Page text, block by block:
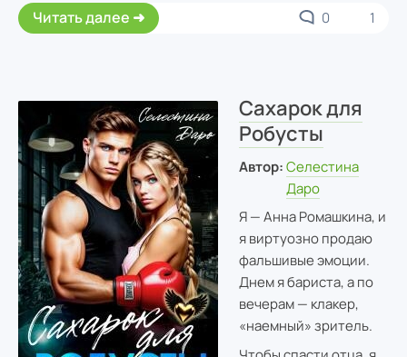
Читать далее 0 1
Сахарок для
Робусты
Автор: Селестина
Даро
Я — Анна Ромашкина, и
я виртуозно продаю
фальшивые эмоции.
Днем я бариста, а по
вечерам — клакер,
«наемный» зритель.